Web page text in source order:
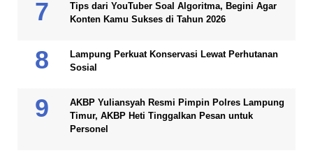
Tips dari YouTuber Soal Algoritma, Begini Agar
Konten Kamu Sukses di Tahun 2026
Lampung Perkuat Konservasi Lewat Perhutanan
Sosial
AKBP Yuliansyah Resmi Pimpin Polres Lampung
Timur, AKBP Heti Tinggalkan Pesan untuk
Personel